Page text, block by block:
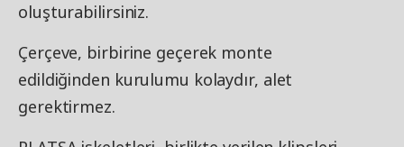
oluşturabilirsiniz.
Çerçeve, birbirine geçerek monte
edildiğinden kurulumu kolaydır, alet
gerektirmez.